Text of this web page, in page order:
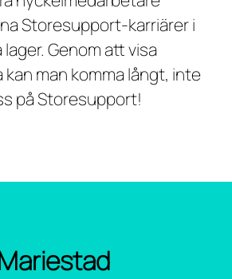
Storesupport-karriärer i
Genom att visa
man komma långt, inte
på Storesupport!